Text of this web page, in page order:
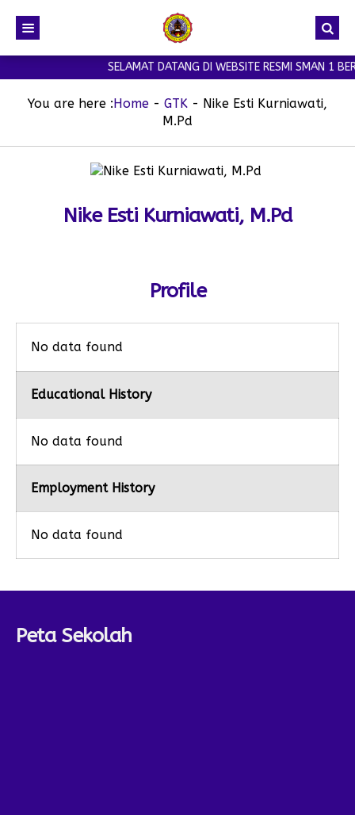
SELAMAT DATANG DI WEBSITE RESMI SMAN 1
You are here :Home - GTK - Nike Esti Kurniawati,
M.Pd
Nike Esti Kurniawati, M.Pd
Profile
No data found
Educational History
No data found
Employment History
No data found
Peta Sekolah